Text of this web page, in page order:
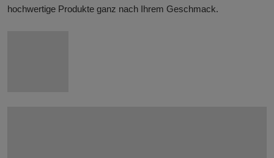
hochwertige Produkte ganz nach Ihrem Geschmack.